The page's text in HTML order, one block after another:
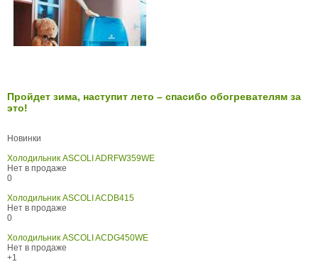
Пройдет зима, наступит лето – спасибо обогревателям за
это!
Новинки
Холодильник ASCOLI ADRFW359WE
Нет в продаже
0
Холодильник ASCOLI ACDB415
Нет в продаже
0
Холодильник ASCOLI ACDG450WE
Нет в продаже
+1